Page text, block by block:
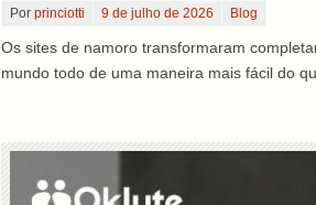
Por princiotti 9 de julho de 2026 Blog
Os sites de namoro transformaram
mundo todo de uma maneira mais fácil do